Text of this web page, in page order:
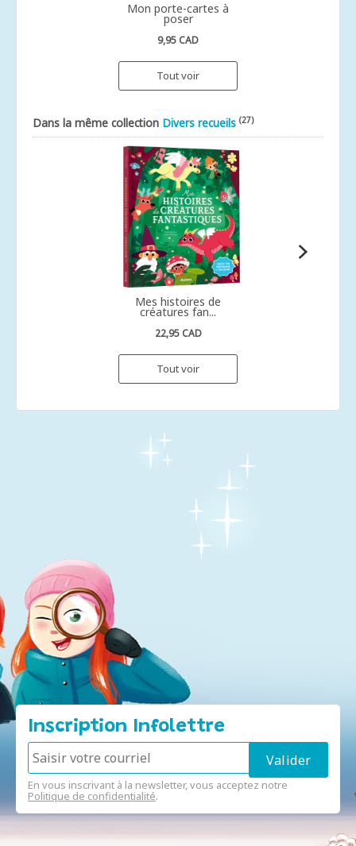
Mon porte-cartes à
poser
9,95 CAD
Tout voir
Dans la même collection Divers recueils (27)
Mes histoires de
créatures fan...
22,95 CAD
Tout voir
Inscription Infolettre
En vous inscrivant à la newsletter, vous acceptez notre
Politique de confidentialité.